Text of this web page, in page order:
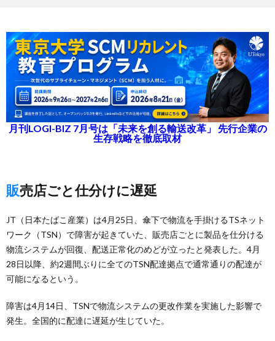
月刊LOGI-BIZ 7月号は「未来を創る輸送改革」 先行企業の
生存戦略を徹底取材
販売店ごと仕分けに遅延
JT（日本たばこ産業）は4月25日、傘下で物流を手掛けるTSネット
ワーク（TSN）で障害が起きていた、販売店ごとに製品を仕分ける
物流システムが回復、配送正常化のめどが立ったと発表した。4月
28日以降、約2週間ぶりに全てのTSN配達拠点で通常通りの配達が
可能になるという。
障害は4月14日、TSNで物流システムの更改作業を実施した影響で
発生。全国的に配達に遅延が生じていた。